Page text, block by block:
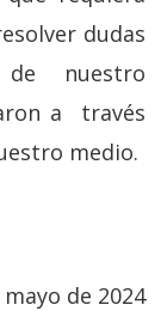
dudas
nuestro
a través
medio.
de 2024